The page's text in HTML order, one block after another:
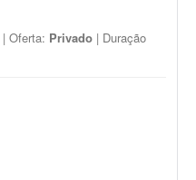
| Oferta: Privado | Duração